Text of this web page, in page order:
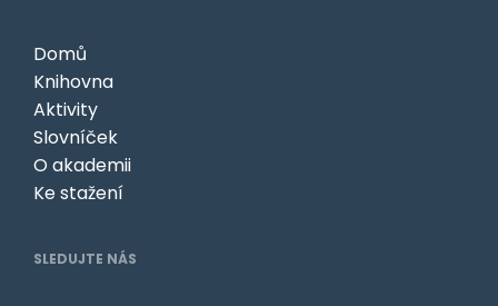
Domů
Knihovna
Aktivity
Slovníček
O akademii
Ke stažení
SLEDUJTE NÁS